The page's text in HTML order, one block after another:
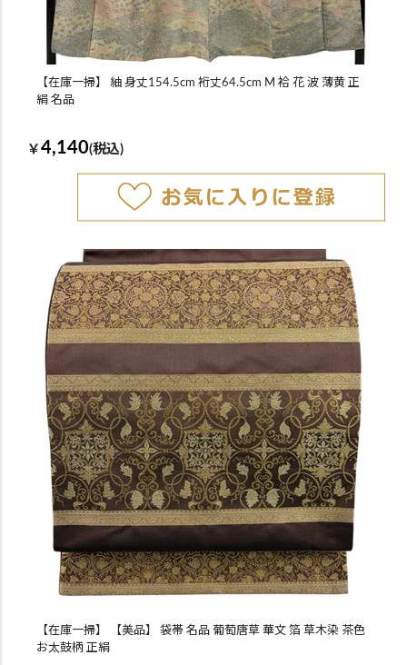
【在庫一掃】 紬 身丈154.5cm 裄丈64.5cm M 袷 花 波 薄黄 正
絹 名品
￥ 4,140(税込)
【在庫一掃】 【美品】 袋帯 名品 葡萄唐草 華文 箔 草木染 茶色
お太鼓柄 正絹